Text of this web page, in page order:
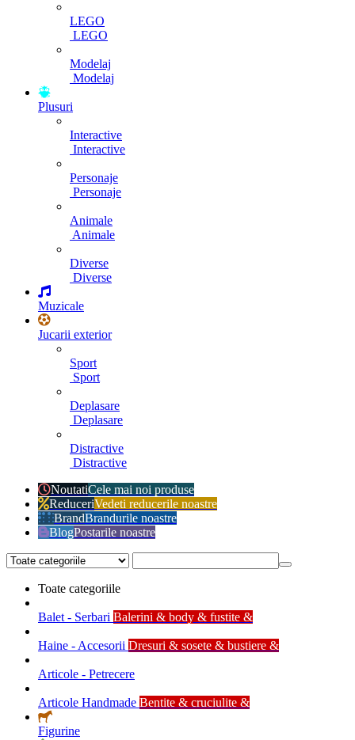
LEGO
LEGO
Modelaj
Modelaj
Plusuri
Interactive
Interactive
Personaje
Personaje
Animale
Animale
Diverse
Diverse
Muzicale
Jucarii exterior
Sport
Sport
Deplasare
Deplasare
Distractive
Distractive
NoutatiCele mai noi produse
ReduceriVedeti reducerile noastre
BrandBrandurile noastre
BlogPostarile noastre
Toate categoriile
Balet - Serbari Balerini & body & fustite &
Haine - Accesorii Dresuri & sosete & bustiere &
Articole - Petrecere
Articole Handmade Bentite & cruciulite &
Figurine